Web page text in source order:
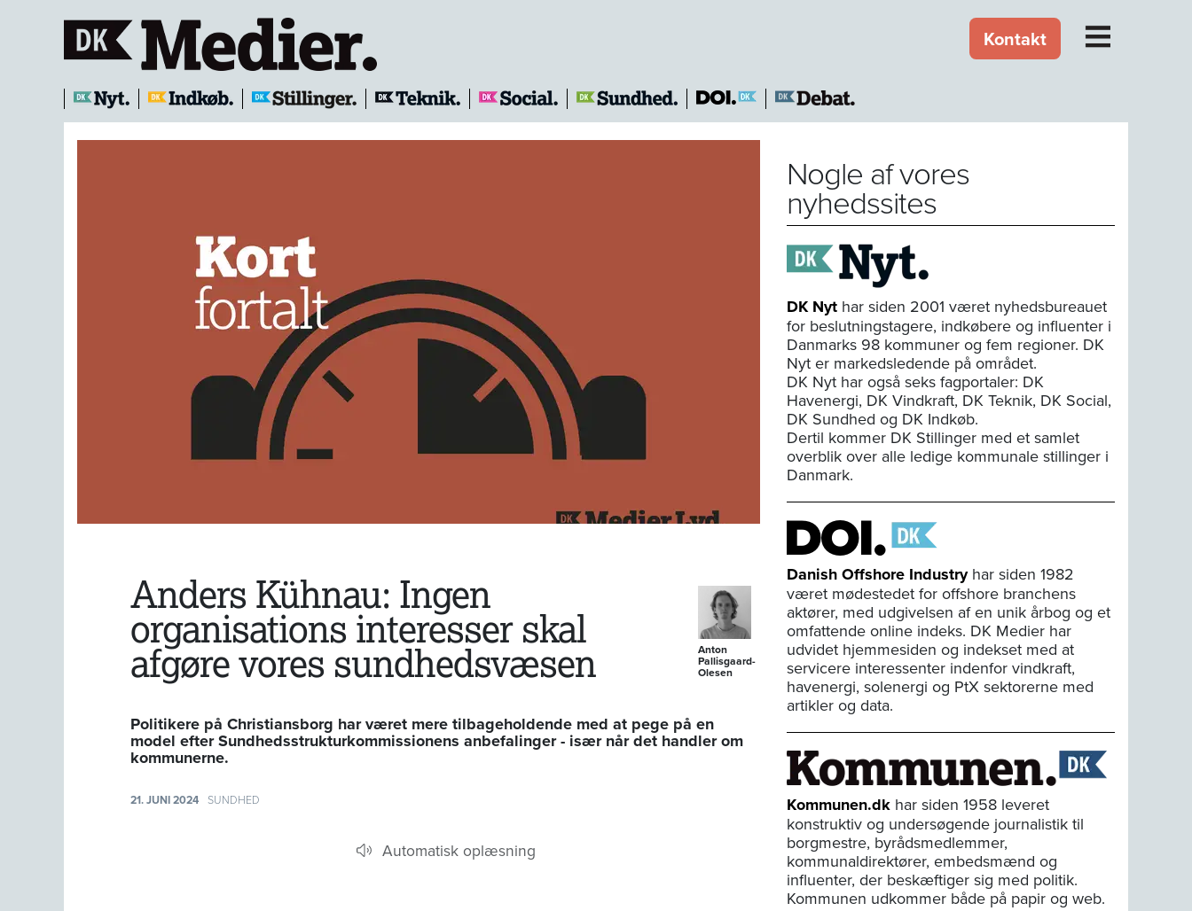
Kontakt
Anders Kühnau: Ingen
organisations interesser skal
afgøre vores sundhedsvæsen Anton
Pallisgaard-
Olesen
Politikere på Christiansborg har været mere tilbageholdende med at pege på en
model efter Sundhedsstrukturkommissionens anbefalinger - især når det handler om
kommunerne.
21. JUNI 2024 SUNDHED
Automatisk oplæsning
Nogle af vores
nyhedssites
DK Nyt har siden 2001 været nyhedsbureauet
for beslutningstagere, indkøbere og influenter i
Danmarks 98 kommuner og fem regioner. DK
Nyt er markedsledende på området.
DK Nyt har også seks fagportaler: DK
Havenergi, DK Vindkraft, DK Teknik, DK Social,
DK Sundhed og DK Indkøb.
Dertil kommer DK Stillinger med et samlet
overblik over alle ledige kommunale stillinger i
Danmark.
Danish Offshore Industry har siden 1982
været mødestedet for offshore branchens
aktører, med udgivelsen af en unik årbog og et
omfattende online indeks. DK Medier har
udvidet hjemmesiden og indekset med at
servicere interessenter indenfor vindkraft,
havenergi, solenergi og PtX sektorerne med
artikler og data.
Kommunen.dk har siden 1958 leveret
konstruktiv og undersøgende journalistik til
borgmestre, byrådsmedlemmer,
kommunaldirektører, embedsmænd og
influenter, der beskæftiger sig med politik.
Kommunen udkommer både på papir og web.